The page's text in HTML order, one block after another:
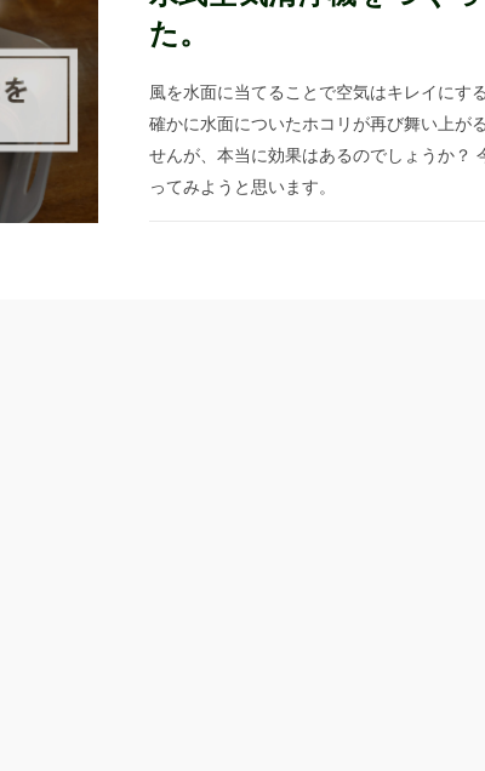
た。
風を水面に当てることで空気はキレイにす
確かに水面についたホコリが再び舞い上が
せんが、本当に効果はあるのでしょうか？
ってみようと思います。